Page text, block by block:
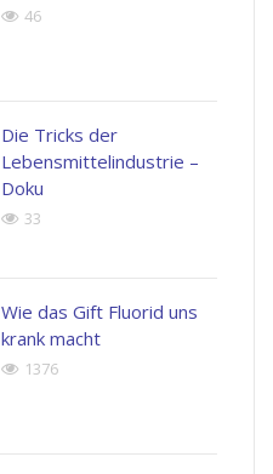
46
Die Tricks der
Lebensmittelindustrie –
Doku
33
Wie das Gift Fluorid uns
krank macht
1376